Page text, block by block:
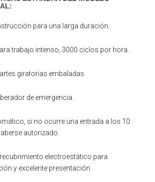
para una larga duración.
trabajo intenso, 3000 ciclos por hora.
giratorias embaladas
de emergencia.
si no ocurre una entrada a los 10
autorizado.
electroestático para
y excelente presentación.